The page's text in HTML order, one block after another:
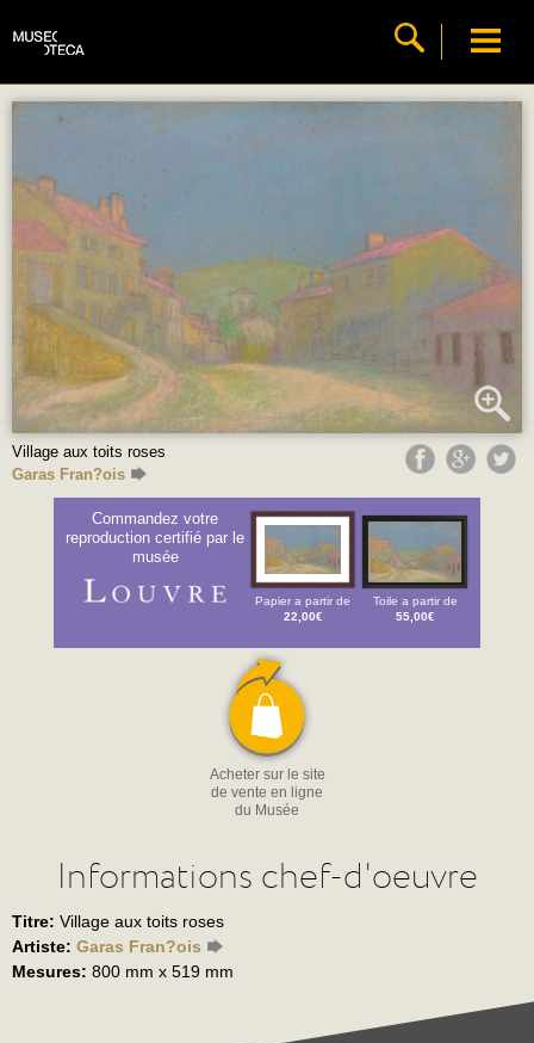
Village aux toits roses
Garas Fran?ois
Commandez votre
reproduction certifié par le
musée
Papier a partir de
22,00€
Toile a partir de
55,00€
Acheter sur le site
de vente en ligne
du Musée
Informations chef-d'oeuvre
Titre: Village aux toits roses
Artiste: Garas Fran?ois
Mesures: 800 mm x 519 mm